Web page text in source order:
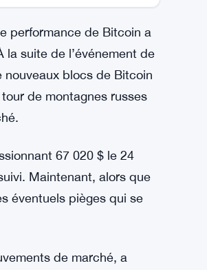
performance de Bitcoin a
la suite de l’événement de
nouveaux blocs de Bitcoin
de montagnes russes
67 020 $ le 24
Maintenant, alors que
éventuels pièges qui se
de marché, a